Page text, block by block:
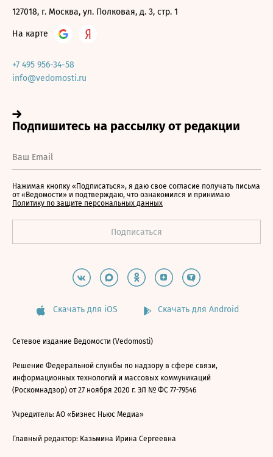
127018, г. Москва, ул. Полковая, д. 3, стр. 1
На карте
+7 495 956-34-58
info@vedomosti.ru
Нажимая кнопку «Подписаться», я даю свое согласие получать письма
от «Ведомости» и подтверждаю, что ознакомился и принимаю
Политику по защите персональных данных
Скачать для iOS Скачать для Android
Сетевое издание Ведомости (Vedomosti)
Решение Федеральной службы по надзору в сфере связи,
информационных технологий и массовых коммуникаций
(Роскомнадзор) от 27 ноября 2020 г. ЭЛ № ФС 77-79546
Учредитель: АО «Бизнес Ньюс Медиа»
Главный редактор: Казьмина Ирина Сергеевна